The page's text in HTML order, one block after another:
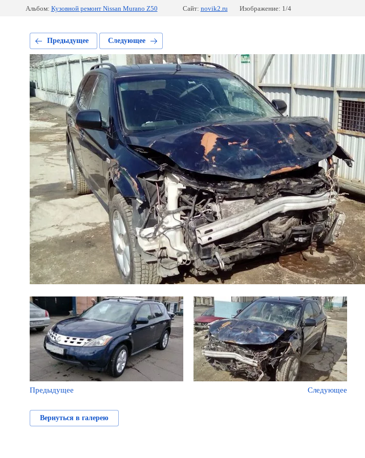
Альбом: Кузовной ремонт Nissan Murano Z50 Сайт: novik2.ru Изображение: 1/4
Предыдущее Следующее
Предыдущее Следующее
Вернуться в галерею